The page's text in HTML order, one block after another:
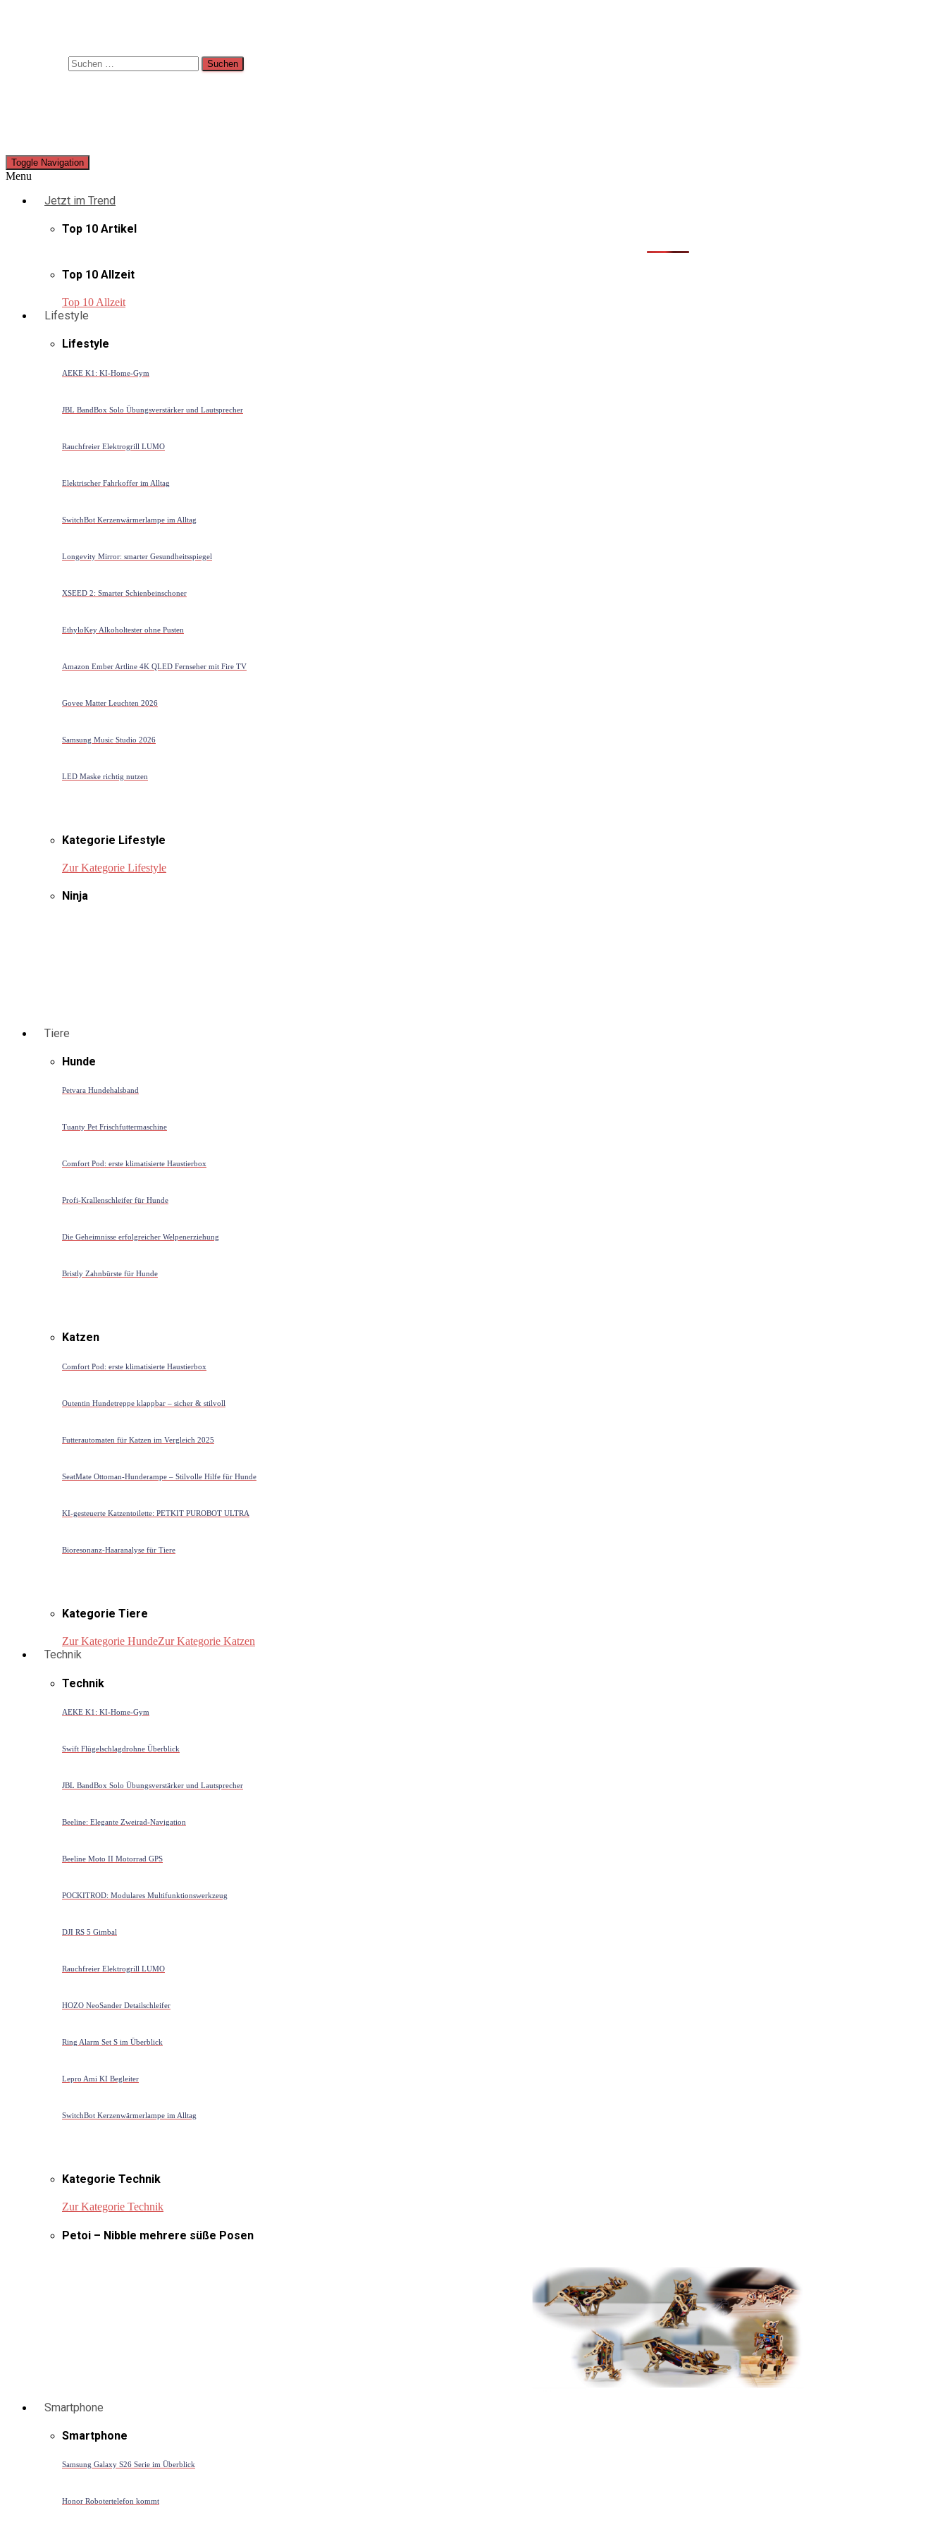
Toggle Navigation
Menu
Jetzt im Trend
Top 10 Artikel
Top 10 Allzeit
Top 10 Allzeit
Lifestyle
Lifestyle
AEKE K1: KI-Home-Gym
JBL BandBox Solo Übungsverstärker und Lautsprecher
Rauchfreier Elektrogrill LUMO
Elektrischer Fahrkoffer im Alltag
SwitchBot Kerzenwärmerlampe im Alltag
Longevity Mirror: smarter Gesundheitsspiegel
XSEED 2: Smarter Schienbeinschoner
EthyloKey Alkoholtester ohne Pusten
Amazon Ember Artline 4K QLED Fernseher mit Fire TV
Govee Matter Leuchten 2026
Samsung Music Studio 2026
LED Maske richtig nutzen
Kategorie Lifestyle
Zur Kategorie Lifestyle
Ninja
Tiere
Hunde
Petvara Hundehalsband
Tuanty Pet Frischfuttermaschine
Comfort Pod: erste klimatisierte Haustierbox
Profi-Krallenschleifer für Hunde
Die Geheimnisse erfolgreicher Welpenerziehung
Bristly Zahnbürste für Hunde
Katzen
Comfort Pod: erste klimatisierte Haustierbox
Outentin Hundetreppe klappbar – sicher & stilvoll
Futterautomaten für Katzen im Vergleich 2025
SeatMate Ottoman-Hunderampe – Stilvolle Hilfe für Hunde
KI-gesteuerte Katzentoilette: PETKIT PUROBOT ULTRA
Bioresonanz-Haaranalyse für Tiere
Kategorie Tiere
Zur Kategorie HundeZur Kategorie Katzen
Technik
Technik
AEKE K1: KI-Home-Gym
Swift Flügelschlagdrohne Überblick
JBL BandBox Solo Übungsverstärker und Lautsprecher
Beeline: Elegante Zweirad-Navigation
Beeline Moto II Motorrad GPS
POCKITROD: Modulares Multifunktionswerkzeug
DJI RS 5 Gimbal
Rauchfreier Elektrogrill LUMO
HOZO NeoSander Detailschleifer
Ring Alarm Set S im Überblick
Lepro Ami KI Begleiter
SwitchBot Kerzenwärmerlampe im Alltag
Kategorie Technik
Zur Kategorie Technik
Petoi – Nibble mehrere süße Posen
Smartphone
Smartphone
Samsung Galaxy S26 Serie im Überblick
Honor Robotertelefon kommt